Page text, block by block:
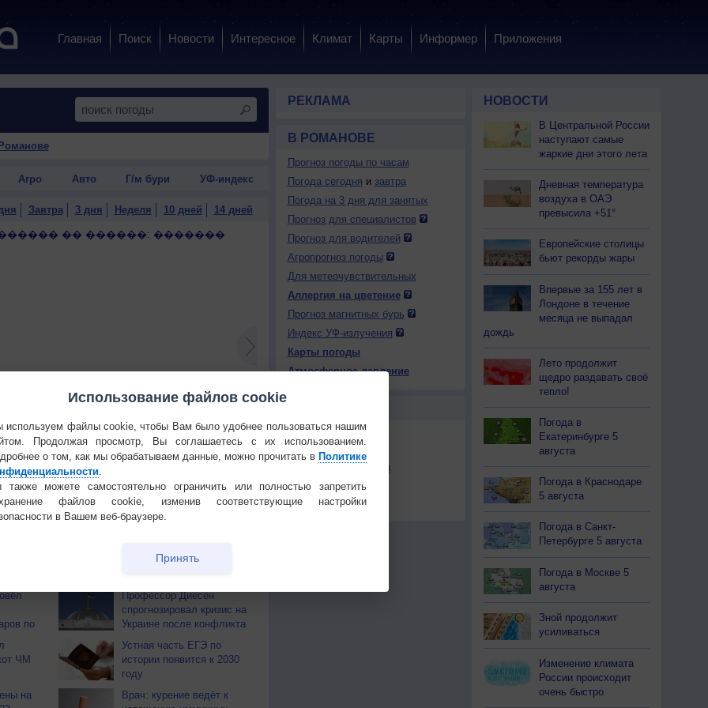
Главная Поиск Новости Интересное Климат Карты Информер Приложения
Агро Авто Г/м бури УФ-индекс
Завтра 3 дня Неделя 10 дней 14 дней
�� ������: �������
декада Мобильная версия
по
Профессор Диесен
спрогнозировал кризис на
Украине после конфликта
ЧМ
Устная часть ЕГЭ по
истории появится к 2030
году
на
Врач: курение ведёт к
РЕКЛАМА
В РОМАНОВЕ
Прогноз погоды по часам
Погода сегодня и завтра
Погода на 3 дня для занятых
Прогноз для специалистов
Прогноз для водителей
Агропрогноз погоды
Для метеочувствительных
Аллергия на цветение
Прогноз магнитных бурь
Индекс УФ-излучения
Карты погоды
Атмосферное давление
О проекте
Политика
конфиденциальности
Частые вопросы
Гостевая книга
НОВОСТИ
В Центральной России
наступают самые
жаркие дни этого лета
Дневная температура
воздуха в ОАЭ
превысила +51°
Европейские столицы
бьют рекорды жары
Впервые за 155 лет в
Лондоне в течение
месяца не выпадал
дождь
Лето продолжит
щедро раздавать своё
тепло!
Погода в
Екатеринбурге 5
августа
Погода в Краснодаре
5 августа
Погода в Санкт-
Петербурге 5 августа
Погода в Москве 5
августа
Зной продолжит
усиливаться
Изменение климата
России происходит
очень быстро
Использование файлов cookie
используем файлы cookie, чтобы Вам было удобнее пользоваться нашим
Продолжая просмотр, Вы соглашаетесь с их использованием.
о том, как мы обрабатываем данные, можно прочитать в Политике
также можете самостоятельно ограничить или полностью запретить
файлов cookie, изменив соответствующие настройки
в Вашем веб-браузере.
Принять